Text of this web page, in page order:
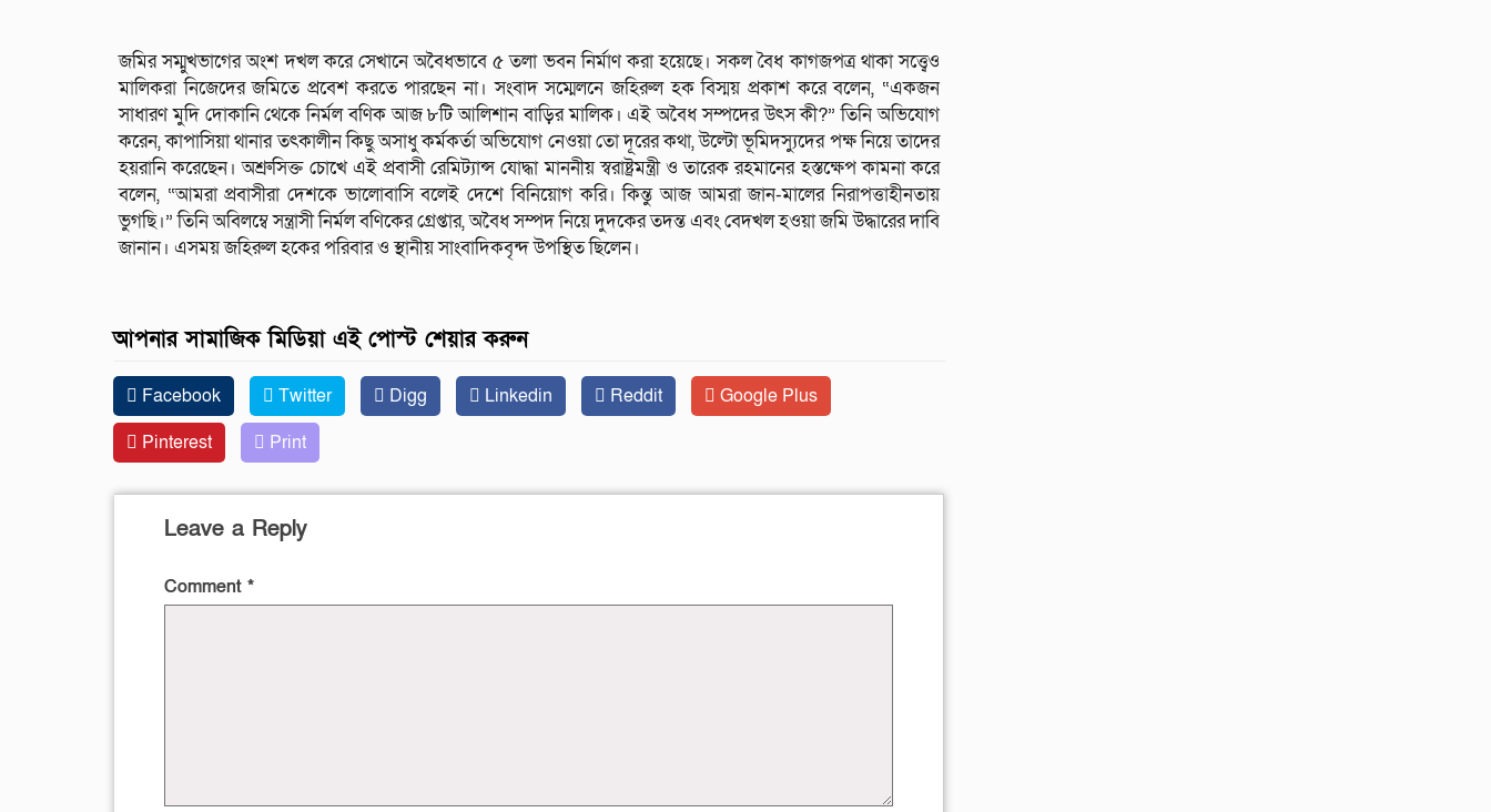
জমির সম্মুখভাগের অংশ দখল করে সেখানে অবৈধভাবে ৫ তলা ভবন নির্মাণ করা হয়েছে। সকল বৈধ কাগজপত্র থাকা সত্ত্বেও
মালিকরা নিজেদের জমিতে প্রবেশ করতে পারছেন না। সংবাদ সম্মেলনে জহিরুল হক বিস্ময় প্রকাশ করে বলেন, “একজন
সাধারণ মুদি দোকানি থেকে নির্মল বণিক আজ ৮টি আলিশান বাড়ির মালিক। এই অবৈধ সম্পদের উৎস কী?” তিনি অভিযোগ
করেন, কাপাসিয়া থানার তৎকালীন কিছু অসাধু কর্মকর্তা অভিযোগ নেওয়া তো দূরের কথা, উল্টো ভূমিদস্যুদের পক্ষ নিয়ে তাদের
হয়রানি করেছেন। অশ্রুসিক্ত চোখে এই প্রবাসী রেমিট্যান্স যোদ্ধা মাননীয় স্বরাষ্ট্রমন্ত্রী ও তারেক রহমানের হস্তক্ষেপ কামনা করে
বলেন, “আমরা প্রবাসীরা দেশকে ভালোবাসি বলেই দেশে বিনিয়োগ করি। কিন্তু আজ আমরা জান-মালের নিরাপত্তাহীনতায়
ভুগছি।” তিনি অবিলম্বে সন্ত্রাসী নির্মল বণিকের গ্রেপ্তার, অবৈধ সম্পদ নিয়ে দুদকের তদন্ত এবং বেদখল হওয়া জমি উদ্ধারের দাবি
জানান। এসময় জহিরুল হকের পরিবার ও স্থানীয় সাংবাদিকবৃন্দ উপস্থিত ছিলেন।
আপনার সামাজিক মিডিয়া এই পোস্ট শেয়ার করুন
Facebook Twitter Digg Linkedin Reddit
Google Plus
Pinterest
Print
Leave a Reply
Comment *